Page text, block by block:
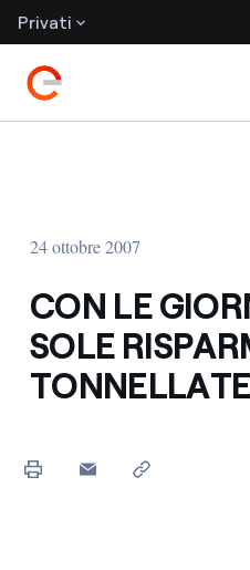
Privati
24 ottobre 2007
CON LE
SOLE